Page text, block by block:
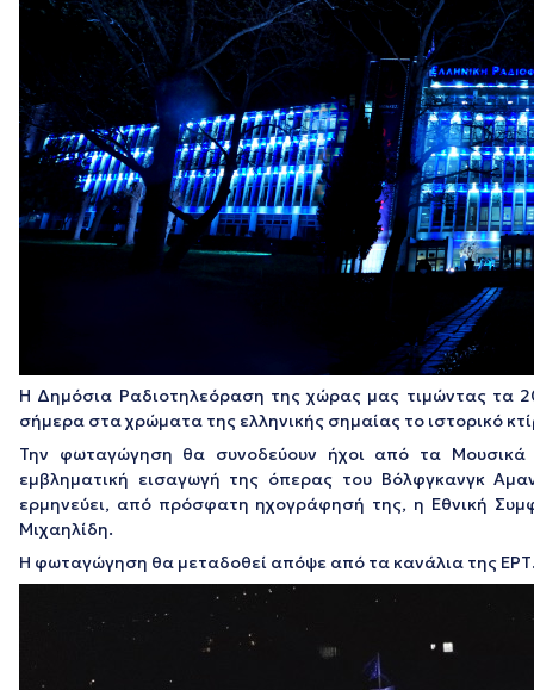
Η Δημόσια Ραδιοτηλεόραση της χώρας μας τιμώντας τα
σήμερα στα χρώματα της ελληνικής σημαίας το ιστορικό
Την φωταγώγηση θα συνοδεύουν ήχοι από τα
εμβληματική εισαγωγή της όπερας του Βόλφγκανγκ
ερμηνεύει, από πρόσφατη ηχογράφησή της, η Εθνική
Μιχαηλίδη.
Η φωταγώγηση θα μεταδοθεί απόψε από τα κανάλια της
Βίντεο